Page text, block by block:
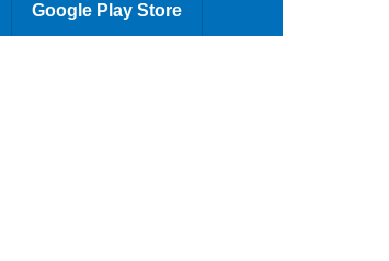
Google Play Store